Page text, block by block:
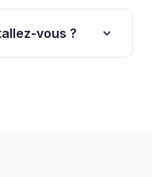
est souvent de 2
7 ans grâce aux
vous ?